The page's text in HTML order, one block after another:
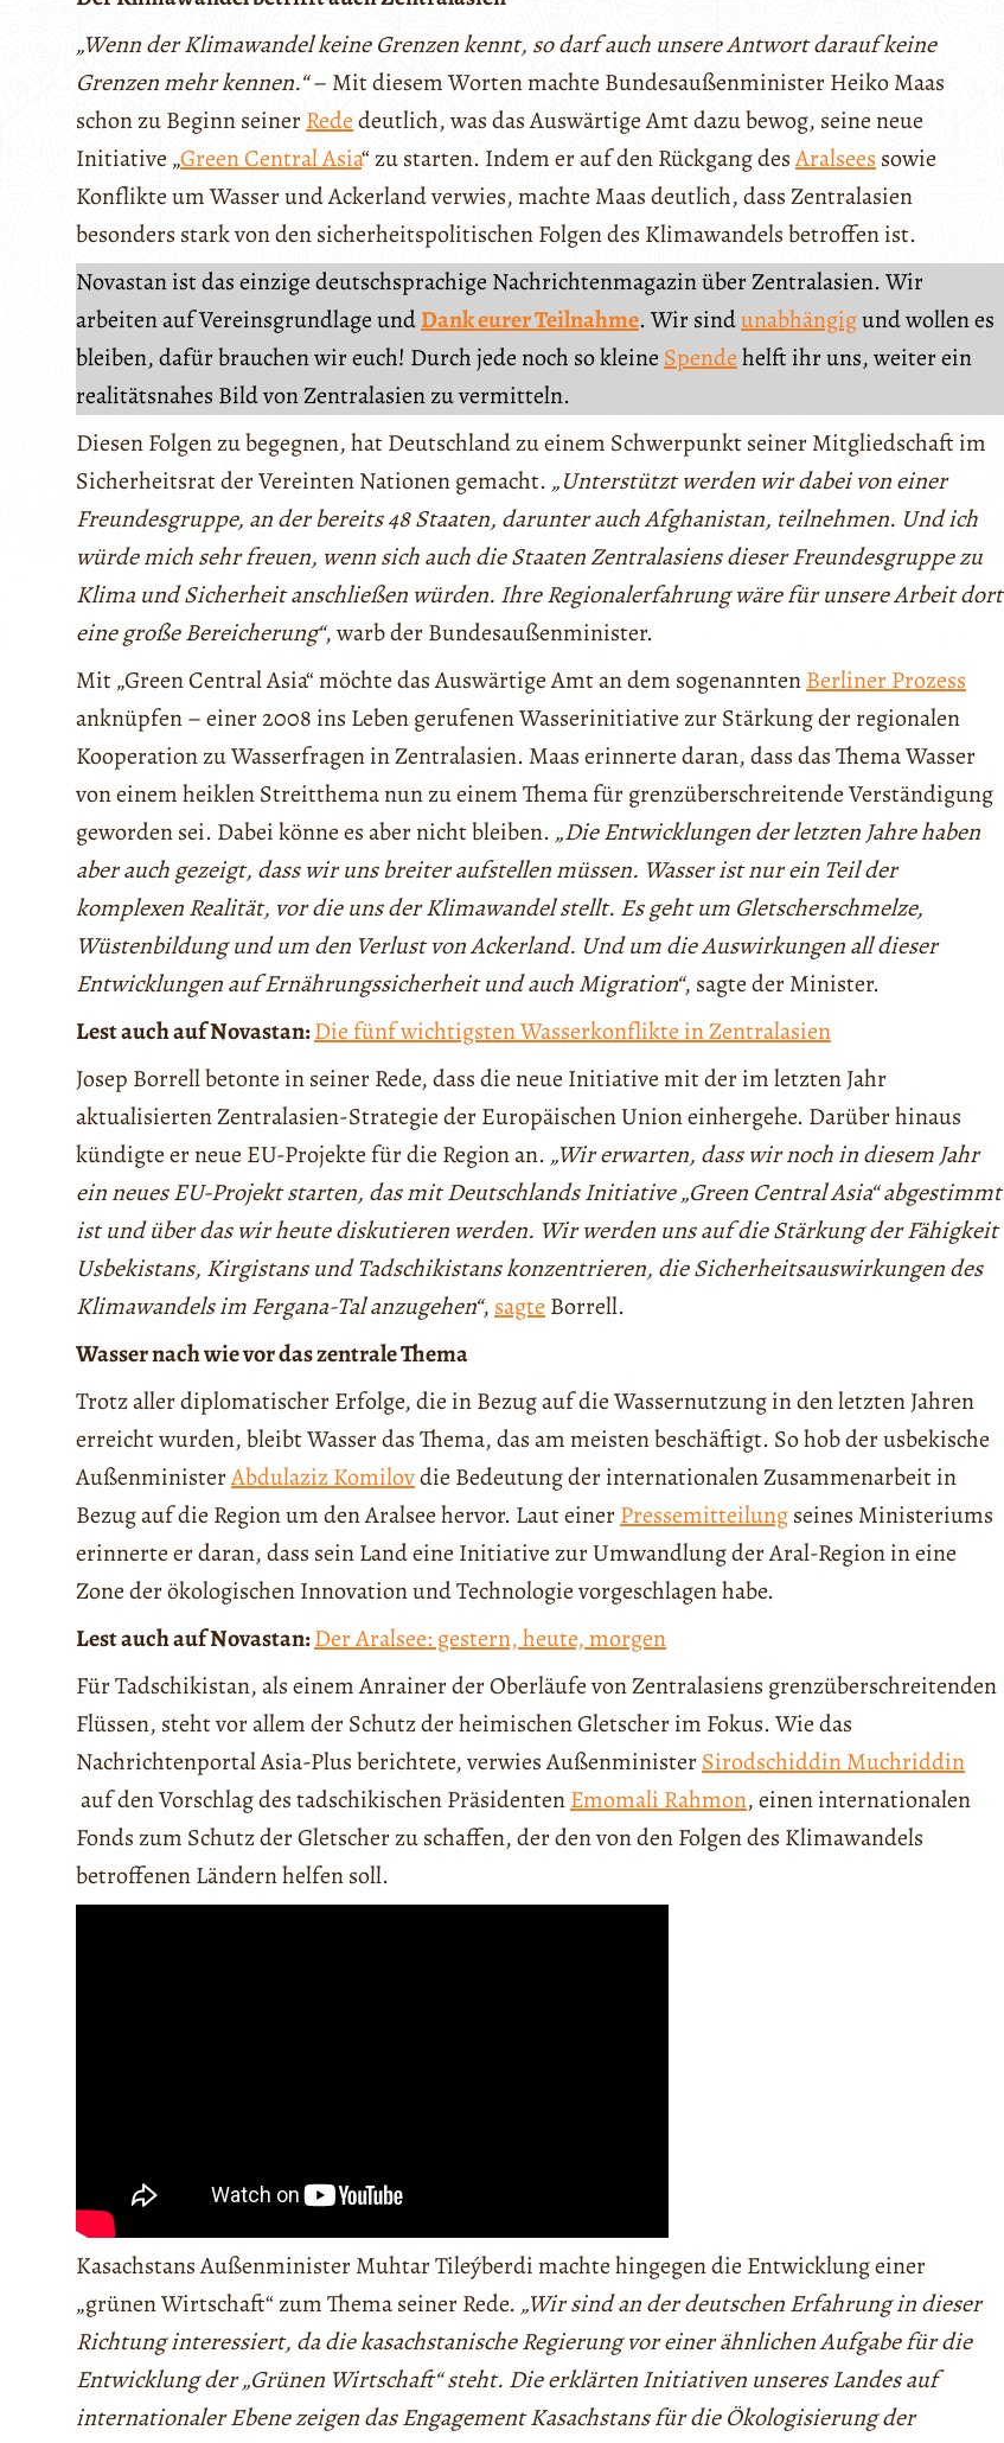
„Wenn der Klimawandel keine Grenzen kennt, so darf auch unsere Antwort darauf keine
Grenzen mehr kennen.“– Mit diesem Worten machte Bundesaußenminister Heiko Maas
schon zu Beginn seinerRededeutlich, was das Auswärtige Amt dazu bewog, seine neue
Initiative „Green Central Asia“ zu starten. Indem er auf den Rückgang desAralsees sowie
Konflikte um Wasser und Ackerland verwies, machte Maas deutlich, dass Zentralasien
besonders stark von den sicherheitspolitischen Folgen des Klimawandels betroffen ist.
Novastan ist das einzige deutschsprachige Nachrichtenmagazin über Zentralasien. Wir
arbeiten auf Vereinsgrundlage undDank eurer Teilnahme. Wir sindunabhängigund wollen es
bleiben, dafür brauchen wir euch! Durch jede noch so kleine Spendehelft ihr uns, weiter ein
realitätsnahes Bild von Zentralasien zu vermitteln.
Diesen Folgen zu begegnen, hat Deutschland zu einem Schwerpunkt seiner Mitgliedschaft im
Sicherheitsrat der Vereinten Nationen gemacht. „Unterstützt werden wir dabei von einer
Freundesgruppe, an der bereits 48 Staaten, darunter auch Afghanistan, teilnehmen. Und ich
würde mich sehr freuen, wenn sich auch die Staaten Zentralasiens dieser Freundesgruppe zu
Klima und Sicherheit anschließen würden. Ihre Regionalerfahrung wäre für unsere Arbeit dort
eine große Bereicherung“, warb der Bundesaußenminister.
Mit „Green Central Asia“ möchte das Auswärtige Amt an dem sogenanntenBerliner Prozess
anknüpfen – einer 2008 ins Leben gerufenen Wasserinitiative zur Stärkung der regionalen
Kooperation zu Wasserfragen in Zentralasien. Maas erinnerte daran, dass das Thema Wasser
von einem heiklen Streitthema nun zu einem Thema für grenzüberschreitende Verständigung
geworden sei. Dabei könne es aber nicht bleiben. „Die Entwicklungen der letzten Jahre haben
aber auch gezeigt, dass wir uns breiter aufstellen müssen. Wasser ist nur ein Teil der
komplexen Realität, vor die uns der Klimawandel stellt. Es geht um Gletscherschmelze,
Wüstenbildung und um den Verlust von Ackerland. Und um die Auswirkungen all dieser
Entwicklungen auf Ernährungssicherheit und auch Migration“, sagte der Minister.
Lest auch auf Novastan:Die fünf wichtigsten Wasserkonflikte in Zentralasien
Josep Borrell betonte in seiner Rede, dass die neue Initiative mit der im letzten Jahr
aktualisierten Zentralasien-Strategie der Europäischen Union einhergehe. Darüber hinaus
kündigte er neue EU-Projekte für die Region an. „Wir erwarten, dass wir noch in diesem Jahr
ein neues EU-Projekt starten, das mit Deutschlands Initiative „Green Central Asia“ abgestimmt
ist und über das wir heute diskutieren werden. Wir werden uns auf die Stärkung der Fähigkeit
Usbekistans, Kirgistans und Tadschikistans konzentrieren, die Sicherheitsauswirkungen des
Klimawandels im Fergana-Tal anzugehen“, sagte Borrell.
Wasser nach wie vor das zentrale Thema
Trotz aller diplomatischer Erfolge, die in Bezug auf die Wassernutzung in den letzten Jahren
erreicht wurden, bleibt Wasser das Thema, das am meisten beschäftigt. So hob der usbekische
AußenministerAbdulaziz Komilovdie Bedeutung der internationalen Zusammenarbeit in
Bezug auf die Region um den Aralsee hervor. Laut einerPressemitteilungseines Ministeriums
erinnerte er daran, dass sein Land eine Initiative zur Umwandlung der Aral-Region in eine
Zone der ökologischen Innovation und Technologie vorgeschlagen habe.
Lest auch auf Novastan:Der Aralsee: gestern, heute, morgen
Für Tadschikistan, als einem Anrainer der Oberläufe von Zentralasiens grenzüberschreitenden
Flüssen, steht vor allem der Schutz der heimischen Gletscher im Fokus. Wie das
Nachrichtenportal Asia-Plus berichtete, verwies AußenministerSirodschiddin Muchriddin
auf den Vorschlag des tadschikischen PräsidentenEmomali Rahmon, einen internationalen
Fonds zum Schutz der Gletscher zu schaffen, der den von den Folgen des Klimawandels
betroffenen Ländern helfen soll.
Kasachstans Außenminister Muhtar Tileýberdi machte hingegen die Entwicklung einer
„grünen Wirtschaft“ zum Thema seiner Rede. „Wir sind an der deutschen Erfahrung in dieser
Richtung interessiert, da die kasachstanische Regierung vor einer ähnlichen Aufgabe für die
Entwicklung der „Grünen Wirtschaft“ steht. Die erklärten Initiativen unseres Landes auf
internationaler Ebene zeigen das Engagement Kasachstans für die Ökologisierung der